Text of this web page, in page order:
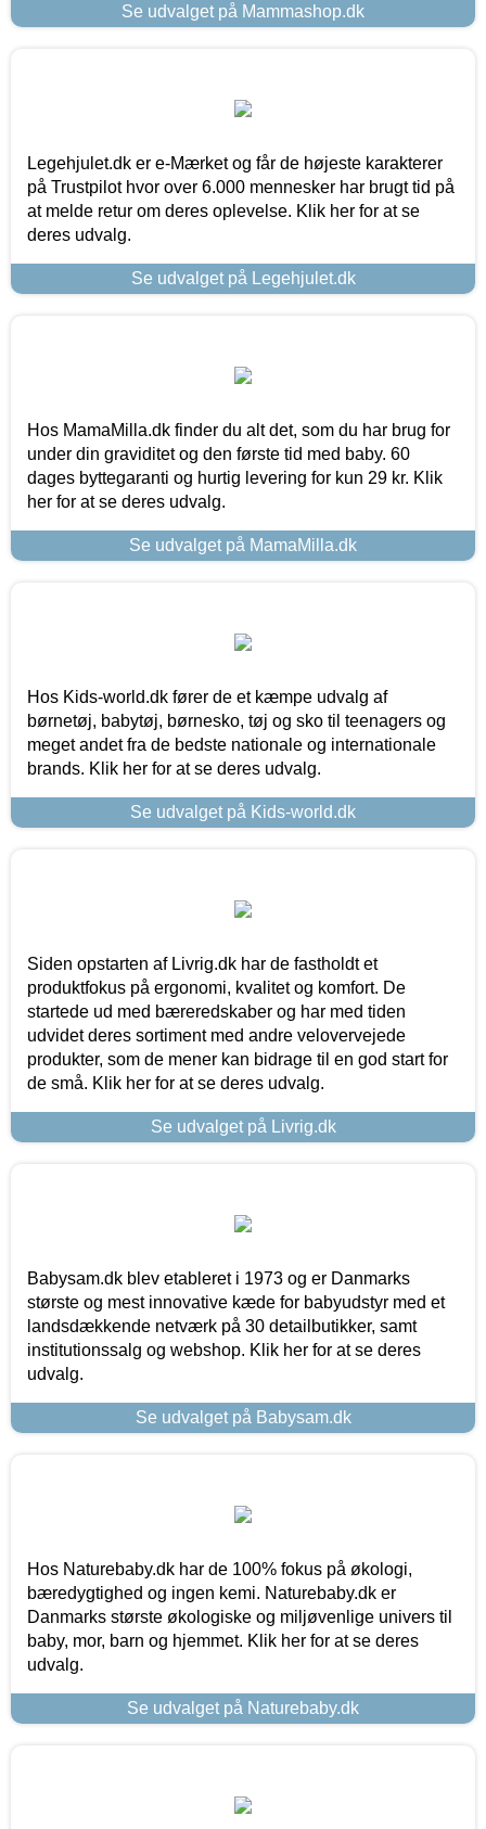
Se udvalget på Mammashop.dk
Legehjulet.dk er e-Mærket og får de højeste karakterer
på Trustpilot hvor over 6.000 mennesker har brugt tid på
at melde retur om deres oplevelse. Klik her for at se
deres udvalg.
Se udvalget på Legehjulet.dk
Hos MamaMilla.dk finder du alt det, som du har brug for
under din graviditet og den første tid med baby. 60
dages byttegaranti og hurtig levering for kun 29 kr. Klik
her for at se deres udvalg.
Se udvalget på MamaMilla.dk
Hos Kids-world.dk fører de et kæmpe udvalg af
børnetøj, babytøj, børnesko, tøj og sko til teenagers og
meget andet fra de bedste nationale og internationale
brands. Klik her for at se deres udvalg.
Se udvalget på Kids-world.dk
Siden opstarten af Livrig.dk har de fastholdt et
produktfokus på ergonomi, kvalitet og komfort. De
startede ud med bæreredskaber og har med tiden
udvidet deres sortiment med andre velovervejede
produkter, som de mener kan bidrage til en god start for
de små. Klik her for at se deres udvalg.
Se udvalget på Livrig.dk
Babysam.dk blev etableret i 1973 og er Danmarks
største og mest innovative kæde for babyudstyr med et
landsdækkende netværk på 30 detailbutikker, samt
institutionssalg og webshop. Klik her for at se deres
udvalg.
Se udvalget på Babysam.dk
Hos Naturebaby.dk har de 100% fokus på økologi,
bæredygtighed og ingen kemi. Naturebaby.dk er
Danmarks største økologiske og miljøvenlige univers til
baby, mor, barn og hjemmet. Klik her for at se deres
udvalg.
Se udvalget på Naturebaby.dk